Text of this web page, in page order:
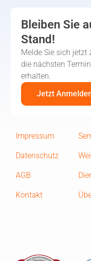
Bleiben Sie
Stand!
Melde Sie sich jetzt
die nächsten
erhalten.
Jetzt
Impressum
Datenschutz
AGB
Kontakt